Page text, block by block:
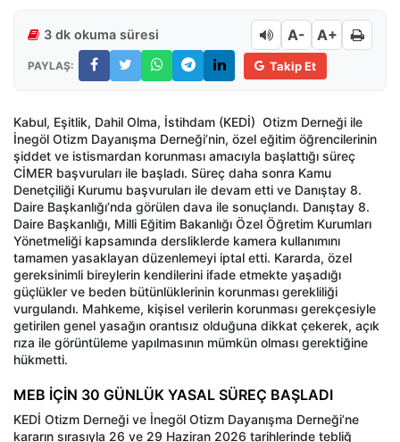
3 dk okuma süresi A- A+
PAYLAŞ: Takip Et
Kabul, Eşitlik, Dahil Olma, İstihdam (KEDİ) Otizm Derneği ile
İnegöl Otizm Dayanışma Derneği’nin, özel eğitim öğrencilerinin
şiddet ve istismardan korunması amacıyla başlattığı süreç
CİMER başvuruları ile başladı. Süreç daha sonra Kamu
Denetçiliği Kurumu başvuruları ile devam etti ve Danıştay 8.
Daire Başkanlığı’nda görülen dava ile sonuçlandı. Danıştay 8.
Daire Başkanlığı, Milli Eğitim Bakanlığı Özel Öğretim Kurumları
Yönetmeliği kapsamında dersliklerde kamera kullanımını
tamamen yasaklayan düzenlemeyi iptal etti. Kararda, özel
gereksinimli bireylerin kendilerini ifade etmekte yaşadığı
güçlükler ve beden bütünlüklerinin korunması gerekliliği
vurgulandı. Mahkeme, kişisel verilerin korunması gerekçesiyle
getirilen genel yasağın orantısız olduğuna dikkat çekerek, açık
rıza ile görüntüleme yapılmasının mümkün olması gerektiğine
hükmetti.
MEB İÇİN 30 GÜNLÜK YASAL SÜREÇ BAŞLADI
KEDİ Otizm Derneği ve İnegöl Otizm Dayanışma Derneği’ne
kararın sırasıyla 26 ve 29 Haziran 2026 tarihlerinde tebliğ